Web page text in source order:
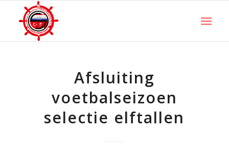
Afsluiting
voetbalseizoen
selectie elftallen